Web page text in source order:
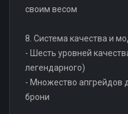
своим весом
8. Система качества и
- Шесть уровней
легендарного)
- Множество апгрейдов
брони